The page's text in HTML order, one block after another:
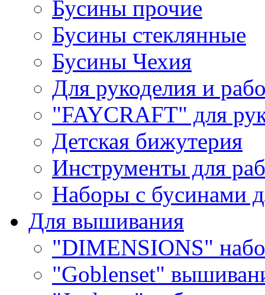
Бусины прочие
Бусины стеклянные
Бусины Чехия
Для рукоделия и
"FAYCRAFT" для
Детская бижутерия
Инструменты для
Наборы с бусинами
Для вышивания
"DIMENSIONS"
"Goblenset"